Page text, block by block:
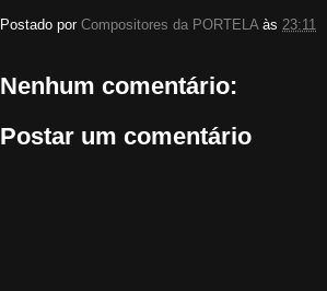
Postado por Compositores da PORTELA às 23:11
Nenhum comentário:
Postar um comentário